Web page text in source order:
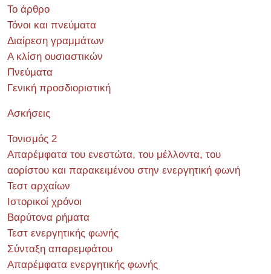
Το άρθρο
Τόνοι και πνεύματα
Διαίρεση γραμμάτων
Α κλίση ουσιαστικών
Πνεύματα
Γενική προσδιοριστική
Ασκήσεις
Τονισμός 2
Απαρέμφατα του ενεστώτα, του μέλλοντα, του
αορίστου και παρακειμένου στην ενεργητική φωνή
Τεστ αρχαίων
Ιστορικοί χρόνοι
Βαρύτονα ρήματα
Τεστ ενεργητικής φωνής
Σύνταξη απαρεμφάτου
Απαρέμφατα ενεργητικής φωνής